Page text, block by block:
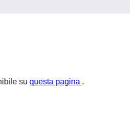
su questa pagina .